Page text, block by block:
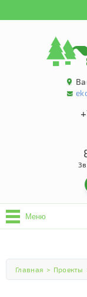
Меню
Главная > Проекты